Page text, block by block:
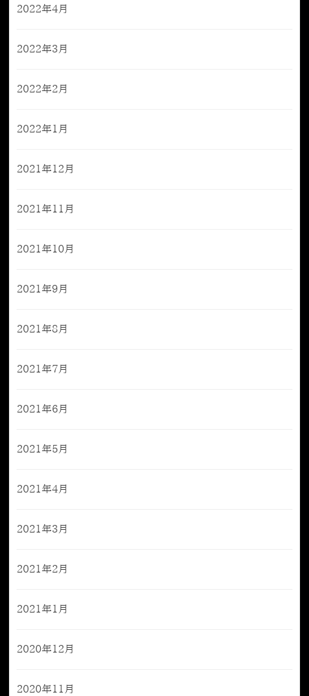
2022年4月
2022年3月
2022年2月
2022年1月
2021年12月
2021年11月
2021年10月
2021年9月
2021年8月
2021年7月
2021年6月
2021年5月
2021年4月
2021年3月
2021年2月
2021年1月
2020年12月
2020年11月